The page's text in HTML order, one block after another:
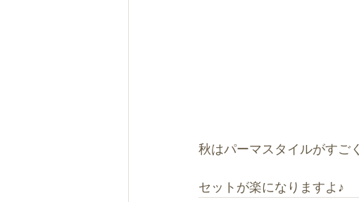
秋はパーマスタイルがすご
セットが楽になりますよ♪